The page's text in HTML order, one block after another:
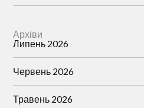
Архіви
Липень 2026
Червень 2026
Травень 2026